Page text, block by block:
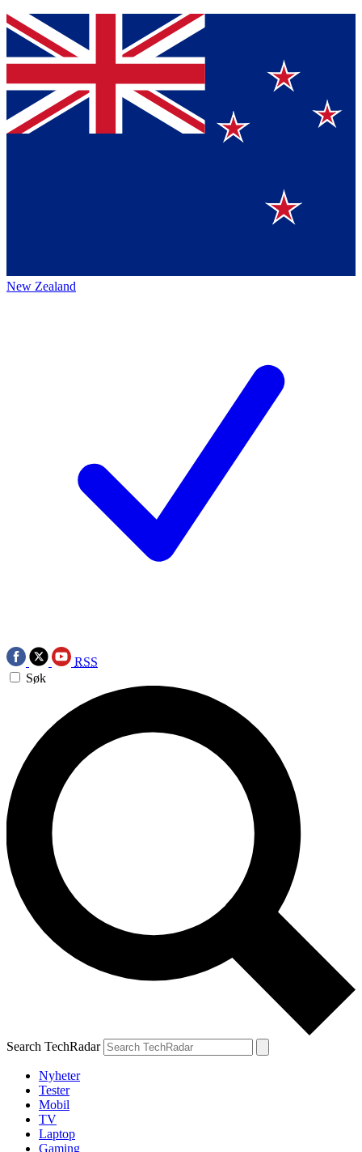
New Zealand
RSS
Søk
Search TechRadar
Nyheter
Tester
Mobil
TV
Laptop
Gaming